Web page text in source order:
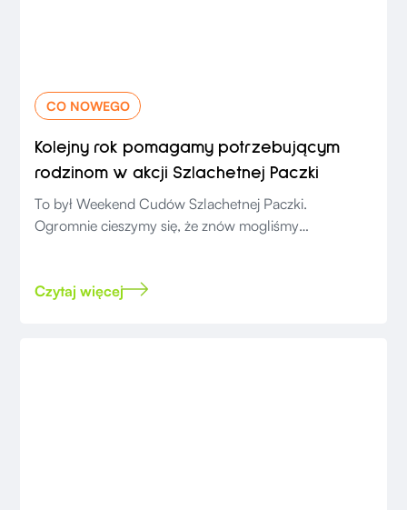
CO NOWEGO
Kolejny rok pomagamy potrzebującym
rodzinom w akcji Szlachetnej Paczki
To był Weekend Cudów Szlachetnej Paczki.
Ogromnie cieszymy się, że znów mogliśmy
Czytaj więcej